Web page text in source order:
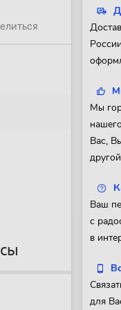
Мы
Вас,
Ваш
с
в
для